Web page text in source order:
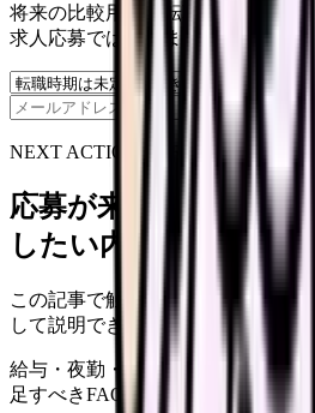
将来の比較用に、転職時期と気に
求人応募ではありません。
NEXT ACTION FOR CLINICS
応募が来ない求人票を
したい内容に直せます
この記事で触れた不安を、自院の
して説明できていますか？
給与・夜勤・休日の見せ方 応募前
足すべきFAQ